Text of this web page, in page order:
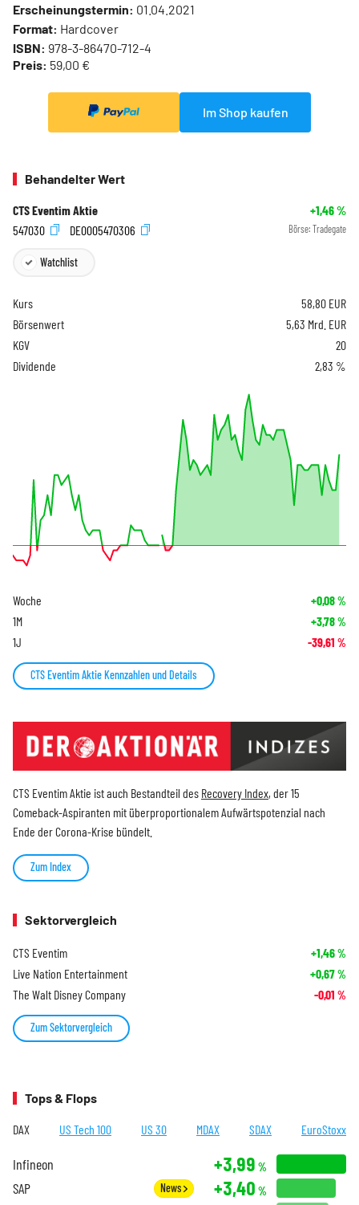
Erscheinungstermin: 01.04.2021
Format: Hardcover
ISBN: 978-3-86470-712-4
Preis: 59,00 €
Im Shop kaufen
Behandelter Wert
CTS Eventim Aktie +1,46%
547030
DE0005470306 Börse: Tradegate
Watchlist
Kurs 58,80 EUR
Börsenwert
5,63 Mrd. EUR
KGV
20
Dividende
2,83 %
Woche +0,08%
1M +3,78%
1J -39,61 %
CTS Eventim Aktie Kennzahlen und Details
CTS Eventim Aktie ist auch Bestandteil des Recovery Index, der 15
Comeback-Aspiranten mit überproportionalem Aufwärtspotenzial nach
Ende der Corona-Krise bündelt.
Zum Index
Sektorvergleich
CTS Eventim +1,46%
Live Nation Entertainment +0,67%
The Walt Disney Company -0,01 %
Zum Sektorvergleich
Tops & Flops
DAX US Tech 100 US 30 MDAX SDAX EuroStoxx
Infineon +3,99 %
SAP News +3,40 %